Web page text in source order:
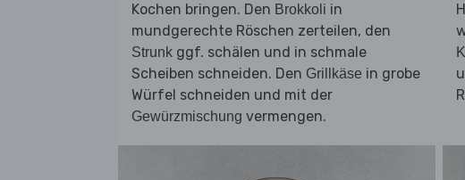
Kochen bringen. Den Brokkoli in
mundgerechte Röschen zerteilen, den
Strunk ggf. schälen und in schmale
Scheiben schneiden. Den Grillkäse in grobe
Würfel schneiden und mit der
Gewürzmischung vermengen.